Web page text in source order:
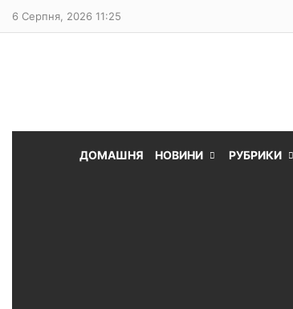
6 Серпня, 2026 11:25
ДОМАШНЯ НОВИНИ РУБРИКИ